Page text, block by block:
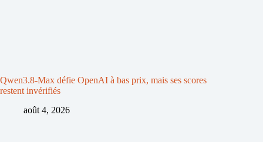
Qwen3.8-Max défie OpenAI à bas prix, mais ses scores
restent invérifiés
août 4, 2026